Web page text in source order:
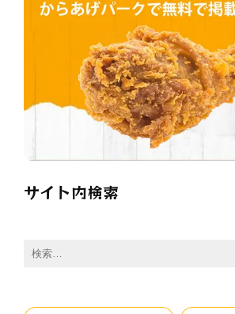
サイト内検索
検